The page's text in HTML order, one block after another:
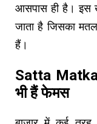
आसपास ही है। इस
जाता है जिसका
हैं।
Satta
भी हैं फेमस